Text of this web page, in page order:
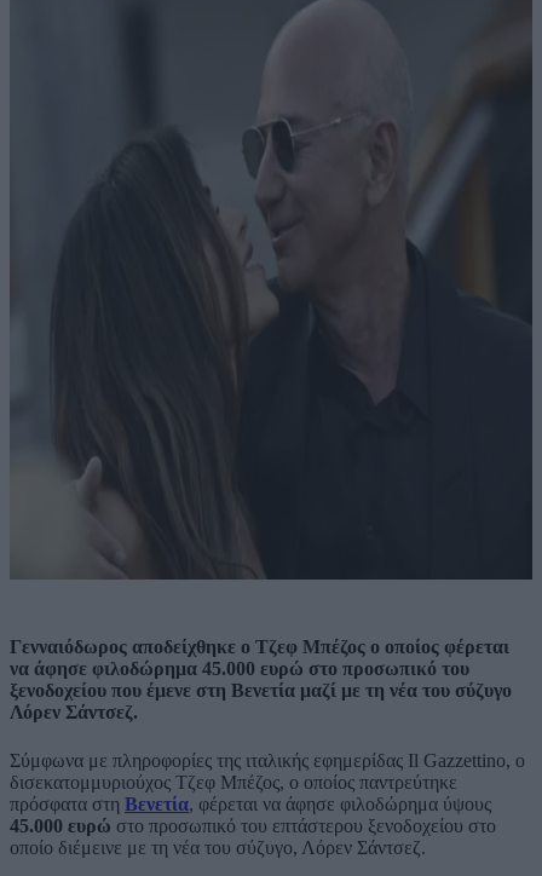
Γενναιόδωρος αποδείχθηκε ο Τζεφ Μπέζος ο οποίος φέρεται
να άφησε φιλοδώρημα 45.000 ευρώ στο προσωπικό του
ξενοδοχείου που έμενε στη Βενετία μαζί με τη νέα του σύζυγο
Λόρεν Σάντσεζ.
Σύμφωνα με πληροφορίες της ιταλικής εφημερίδας Il Gazzettino, ο
δισεκατομμυριούχος Τζεφ Μπέζος, ο οποίος παντρεύτηκε
πρόσφατα στη Βενετία, φέρεται να άφησε φιλοδώρημα ύψους
45.000 ευρώ στο προσωπικό του επτάστερου ξενοδοχείου στο
οποίο διέμεινε με τη νέα του σύζυγο, Λόρεν Σάντσεζ.